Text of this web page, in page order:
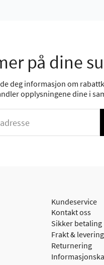
på dine
deg informasjon om
opplysningene dine i
Kundeservice
Kontakt oss
Sikker betaling
Frakt & levering
Returnering